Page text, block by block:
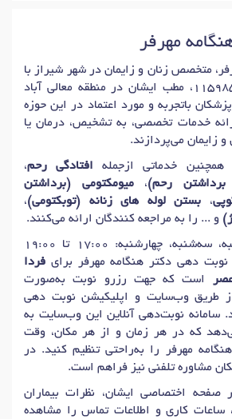
در شیراز
دکتر جوانسازی واژن در شیراز
(هودوپلاستی)در شیراز
اوفورکتومی)
در شیراز
در شیراز
دکتر تنبلی تخمدان (پلی کیستیک) در شیراز
دکتر سرطان دهانه رحمدر شیراز
دکترعفونت واژندر شیراز
قاعدگی دردناک (دیسمنوره) در شیراز
دکتر چکاپ بارداریدر شیراز
دکتردرمان خشکی و گشادی واژندر شیراز
مهرفر
متخصص زنان و زایمان در شهر شیراز با
شماره نظام پزشکی 115985، مطب ایشان در منطقه معالی آباد
باتجربه و مورد اعتماد در این حوزه
خدمات تخصصی، به تشخیص، درمان یا
و زایمان می‌پردازند.
همچنین خدماتی ازجمله افتادگی رحم،
برداشتن رحم)،میومکتومی (برداشتن
، بستن لوله های زنانه (توبکتومی)،
و ... را به مراجعه کنندگان ارائه می‌کنند.
روزهای حضور یکشنبه، سه‌شنبه، چهارشنبه: 17:00 تا 19:00
دهی دکتر هنگامه مهرفر برای فردا
است که جهت رزرو نوبت به‌صورت
از طریق وب‌سایت و اپلیکیشن نوبت دهی
سامانه نوبت‌دهی آنلاین این وب‌سایت به
که در هر زمان و از هر مکان، وقت
مهرفر را به‌راحتی تنظیم کنید. در
مشاوره تلفنی نیز فراهم است.
صفحه اختصاصی ایشان، نظرات بیماران
ساعات کاری و اطلاعات تماس را مشاهده